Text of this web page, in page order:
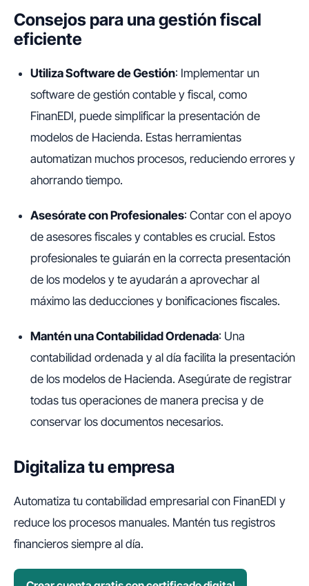
Consejos para una gestión fiscal
eficiente
Utiliza Software de Gestión: Implementar un
software de gestión contable y fiscal, como
FinanEDI, puede simplificar la presentación de
modelos de Hacienda. Estas herramientas
automatizan muchos procesos, reduciendo errores y
ahorrando tiempo.
Asesórate con Profesionales: Contar con el apoyo
de asesores fiscales y contables es crucial. Estos
profesionales te guiarán en la correcta presentación
de los modelos y te ayudarán a aprovechar al
máximo las deducciones y bonificaciones fiscales.
Mantén una Contabilidad Ordenada: Una
contabilidad ordenada y al día facilita la presentación
de los modelos de Hacienda. Asegúrate de registrar
todas tus operaciones de manera precisa y de
conservar los documentos necesarios.
Digitaliza tu empresa
Automatiza tu contabilidad empresarial con FinanEDI y
reduce los procesos manuales. Mantén tus registros
financieros siempre al día.